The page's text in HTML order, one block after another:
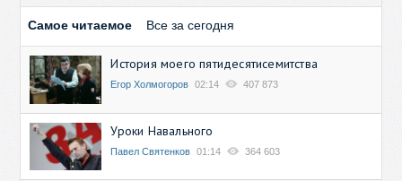
Самое читаемое Все за сегодня
История моего пятидесятисемитства
Егор Холмогоров 02:14 407 873
Уроки Навального
Павел Святенков 01:14 364 603